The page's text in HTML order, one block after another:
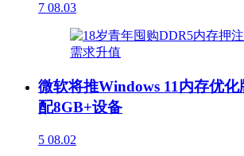
7 08.03
微软将推Windows 11内存优化
配8GB+设备
5 08.02